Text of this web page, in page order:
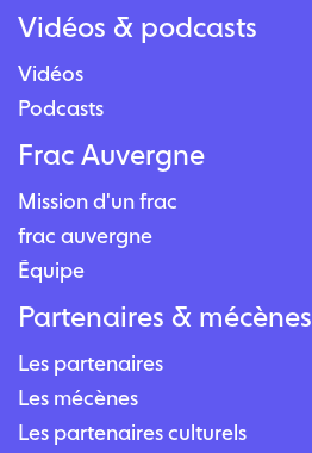
Vidéos & podcasts
Vidéos
Podcasts
Frac Auvergne
Mission d'un frac
frac auvergne
Équipe
Partenaires & mécènes
Les partenaires
Les mécènes
Les partenaires culturels